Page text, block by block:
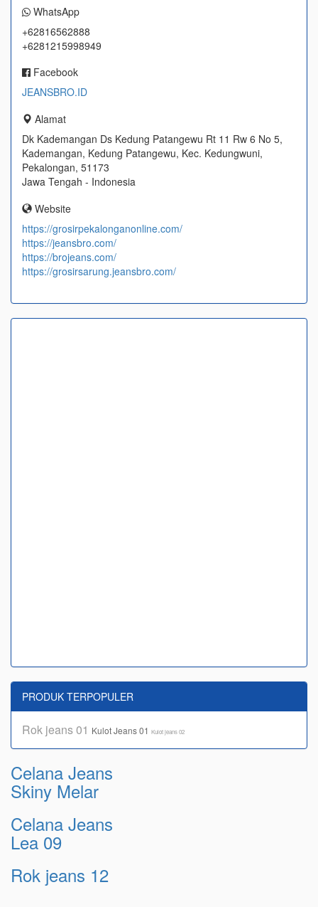
WhatsApp
+62816562888
+6281215998949
Facebook
JEANSBRO.ID
Alamat
Dk Kademangan Ds Kedung Patangewu Rt 11 Rw 6 No 5,
Kademangan, Kedung Patangewu, Kec. Kedungwuni,
Pekalongan, 51173
Jawa Tengah - Indonesia
Website
https://grosirpekalonganonline.com/
https://jeansbro.com/
https://brojeans.com/
https://grosirsarung.jeansbro.com/
PRODUK TERPOPULER
Rok jeans 01 Kulot Jeans 01 Kulot jeans 02
Celana Jeans
Skiny Melar
Celana Jeans
Lea 09
Rok jeans 12